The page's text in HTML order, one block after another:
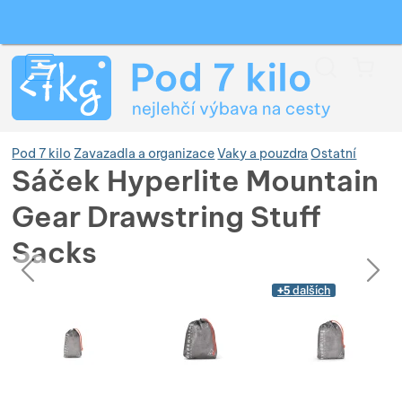
Pod 7 kilo Zavazadla a organizaceVaky a pouzdra Ostatní
Sáček Hyperlite Mountain
Gear Drawstring Stuff
Sacks
Fotografie
předchozí
následující
+5 dalších
Zobrazit více
Zobrazit více